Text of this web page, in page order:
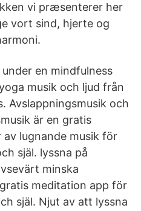
vi præsenterer her
vort sind, hjerte og
en mindfulness
musik och ljud från
Avslappningsmusik och
är en gratis
av lugnande musik för
själ. lyssna på
minska
meditation app för
själ. Njut av att lyssna